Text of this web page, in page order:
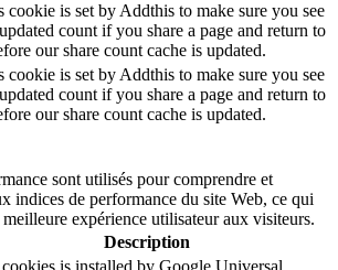
cookie is set by Addthis to make sure you see
count if you share a page and return to
our share count cache is updated.
cookie is set by Addthis to make sure you see
count if you share a page and return to
our share count cache is updated.
sont utilisés pour comprendre et
indices de performance du site Web, ce qui
expérience utilisateur aux visiteurs.
Description